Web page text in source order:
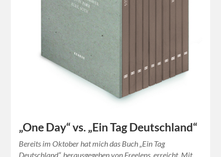
„One Day“ vs. „Ein Tag Deutschland“
Bereits im Oktober hat mich das Buch „Ein Tag
Deutschland“, herausgegeben von Freelens, erreicht. Mit